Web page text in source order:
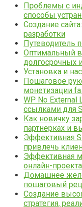
Проблемы с
способы
Создание
разработки
Путеводитель
Оптимальный
долгосрочных
Установка и
Пошаговое
монетизации
WP No
ссылками для
Как новичку
партнерках и
Эффективная
привлечь
Эффективная
онлайн-
Домашнее
пошаговый
Создание
стратегия,